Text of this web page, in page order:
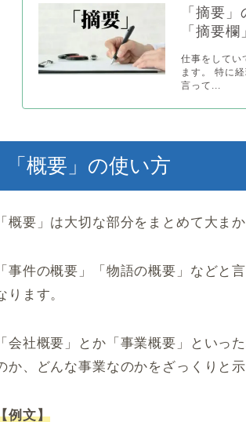
「摘要
「摘要
仕事をしてい
ます。 特に
言って...
「概要」の使い方
「概要」は大切な部分をまとめて大ま
「事件の概要」「物語の概要」などと
ります。
「会社概要」とか「事業概要」といっ
か、どんな事業なのかをざっくりと
例文】